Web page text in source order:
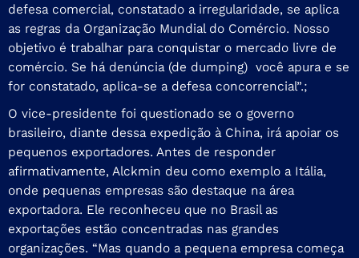
defesa comercial, constatado a irregularidade, se aplica
as regras da Organização Mundial do Comércio. Nosso
objetivo é trabalhar para conquistar o mercado livre de
comércio. Se há denúncia (de dumping) você apura e se
for constatado, aplica-se a defesa concorrencial”.;
O vice-presidente foi questionado se o governo
brasileiro, diante dessa expedição à China, irá apoiar os
pequenos exportadores. Antes de responder
afirmativamente, Alckmin deu como exemplo a Itália,
onde pequenas empresas são destaque na área
exportadora. Ele reconheceu que no Brasil as
exportações estão concentradas nas grandes
organizações. “Mas quando a pequena empresa começa